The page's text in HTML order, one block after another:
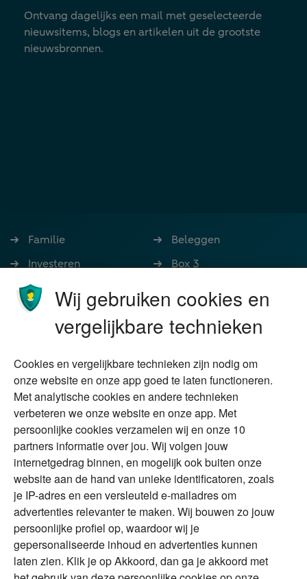
Ontvang dagelijks een mail met geselecteerde
nieuwsitems, blogs en artikelen uit de grootste
nieuwsbronnen.
Familie
Investeren
Ondernemen
Stoppen met werken
Wonen
Beleggen
Box 3
Nalatenschap
Schenken
Duurzaam
Vermogensplanning
Tweede huis in
buitenland
DGA
Erfenis
Over Financial Focus
Specialisten
Financial Focus
magazine
The Exit Years
Contact
Alles voor en over vermogenden.
Wij gebruiken cookies en
vergelijkbare technieken
Cookies en vergelijkbare technieken zijn nodig om
onze website en onze app goed te laten functioneren.
Met analytische cookies en andere technieken
verbeteren we onze website en onze app. Met
persoonlijke cookies verzamelen wij en onze 10
partners informatie over jou. Wij volgen jouw
internetgedrag binnen, en mogelijk ook buiten onze
website aan de hand van unieke identificatoren, zoals
je IP-adres en een versleuteld e-mailadres om
advertenties relevanter te maken. Wij bouwen zo jouw
persoonlijke profiel op, waardoor wij je
gepersonaliseerde inhoud en advertenties kunnen
laten zien. Klik je op Akkoord, dan ga je akkoord met